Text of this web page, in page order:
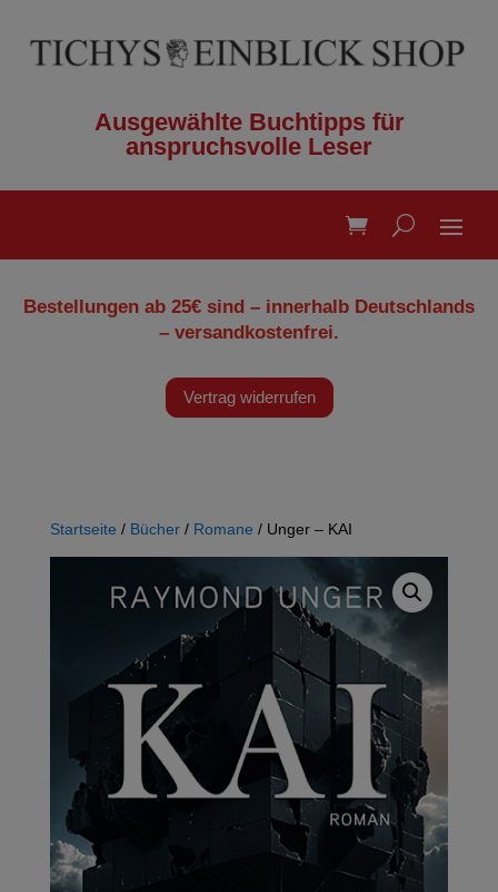
Ausgewählte Buchtipps für
anspruchsvolle Leser
Bestellungen ab 25€ sind – innerhalb Deutschlands
– versandkostenfrei.
Vertrag widerrufen
Startseite / Bücher/ Romane / Unger – KAI